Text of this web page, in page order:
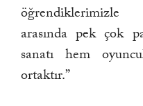
öğrendiklerimizle
arasında pek çok
sanatı hem
ortaktır.”